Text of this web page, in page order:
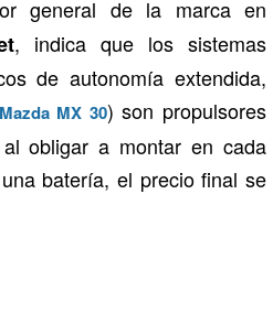
general de la marca en
, indica que los sistemas
de autonomía extendida,
Mazda MX 30) son propulsores
obligar a montar en cada
batería, el precio final se